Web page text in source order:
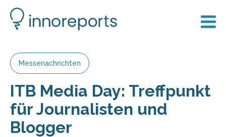
Messenachrichten
ITB Media Day: Treffpunkt
für Journalisten und
Blogger